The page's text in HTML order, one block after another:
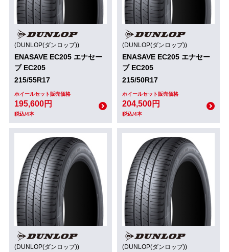
(DUNLOP(ダンロップ))
ENASAVE EC205 エナセー
ブ EC205
215/55R17
ホイールセット販売価格
195,600円
税込/4本
(DUNLOP(ダンロップ))
ENASAVE EC205 エナセー
ブ EC205
215/50R17
ホイールセット販売価格
204,500円
税込/4本
(DUNLOP(ダンロップ)) (DUNLOP(ダンロップ))